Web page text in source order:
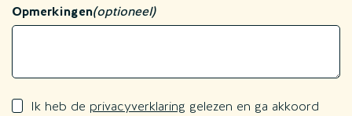
Opmerkingen(optioneel)
Ik heb de privacyverklaring gelezen en ga akkoord